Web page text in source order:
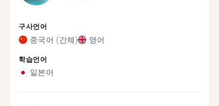
구사언어
중국어 (간체) 영어
학습언어
일본어